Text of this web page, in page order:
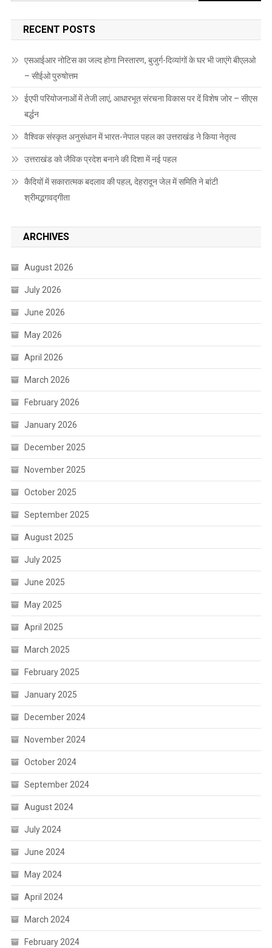
RECENT POSTS
एसआईआर नोटिस का जल्द होगा निस्तारण, बुजुर्ग-दिव्यांगों के घर भी जाएंगे बीएलओ
– सीईओ पुरुषोत्तम
ईएपी परियोजनाओं में तेजी लाएं, आधारभूत संरचना विकास पर दें विशेष जोर – सीएस
बर्द्धन
वैश्विक संस्कृत अनुसंधान में भारत-नेपाल पहल का उत्तराखंड ने किया नेतृत्व
उत्तराखंड को जैविक प्रदेश बनाने की दिशा में नई पहल
कैदियों में सकारात्मक बदलाव की पहल, देहरादून जेल में समिति ने बांटी
श्रीमद्भगवद्गीता
ARCHIVES
August 2026
July 2026
June 2026
May 2026
April 2026
March 2026
February 2026
January 2026
December 2025
November 2025
October 2025
September 2025
August 2025
July 2025
June 2025
May 2025
April 2025
March 2025
February 2025
January 2025
December 2024
November 2024
October 2024
September 2024
August 2024
July 2024
June 2024
May 2024
April 2024
March 2024
February 2024